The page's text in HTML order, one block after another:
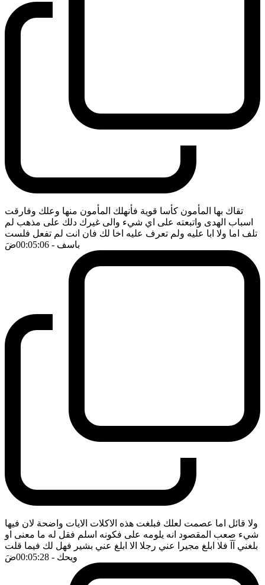
تقاك بها المأمون كأسا قوية فأنهلك المأمون منها وعلك وفارقت
اسباب الهدى واتبعته على اي شيء والى غيرك دلك على مذهب لم
تلف اما ولا ابا عليه ولم تعرف عليه اخا لك فان انت لم تفعل فلست
باسف - 00:05:06 ضَ
ولا قائل اما عصمت لعلك فبلغت هذه الاكلات الايات واضحة لان فيها
شيء صعب المقصود انه يلومه على فكونه اسلم فقل له ما معنى او
بلغني آآ فلا ابلغ مجيرا عني رجلا الا ابلغ عني بشير فهل لك فيما قلت
ويحك - 00:05:28 ضَ